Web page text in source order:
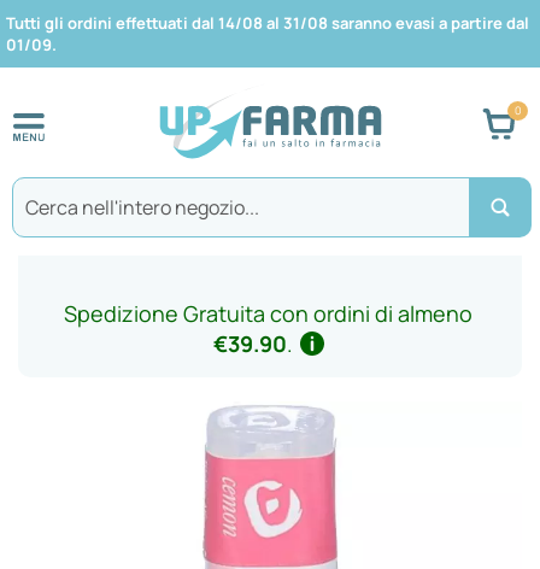
Tutti gli ordini effettuati dal 14/08 al 31/08 saranno evasi a partire dal
01/09.
Spedizione Gratuita con ordini di almeno
€39.90.